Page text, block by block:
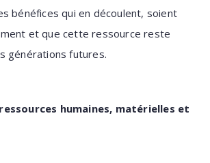
bénéfices qui en découlent, soient
et que cette ressource reste
générations futures.
humaines, matérielles et